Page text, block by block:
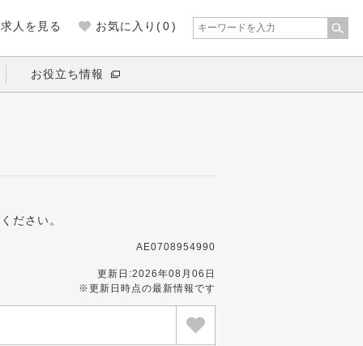
人を見る お気に入り(0)
お役立ち情報
ださい。
AE0708954990
更新日:2026年08月06日
※更新日時点の最新情報です